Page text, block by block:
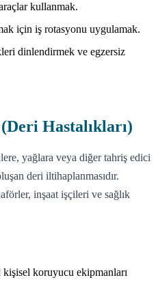
kullanmak.
için iş rotasyonu uygulamak.
dinlendirmek ve egzersiz
Hastalıkları)
yağlara veya diğer tahriş edici
deri iltihaplanmasıdır.
inşaat işçileri ve sağlık
koruyucu ekipmanları